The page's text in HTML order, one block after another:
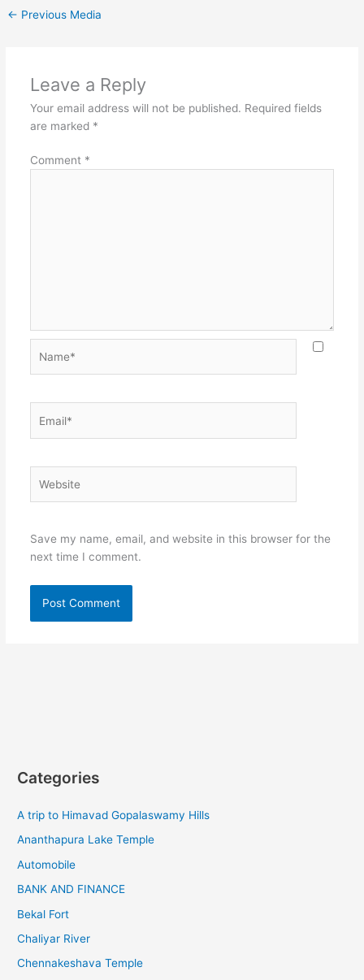
← Previous Media
Leave a Reply
Your email address will not be published. Required fields
are marked *
Comment *
Save my name, email, and website in this browser for the
next time I comment.
Categories
A trip to Himavad Gopalaswamy Hills
Ananthapura Lake Temple
Automobile
BANK AND FINANCE
Bekal Fort
Chaliyar River
Chennakeshava Temple